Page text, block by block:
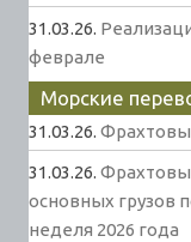
31.03.26.
феврале
Морские
31.03.26.
31.03.26.
основных грузов
неделя 2026 года